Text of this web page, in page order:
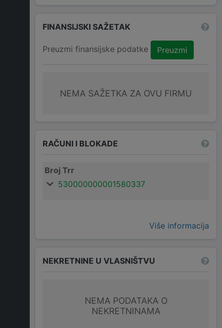
FINANSIJSKI SAŽETAK
Preuzmi finansijske podatke Preuzmi
NEMA SAŽETKA ZA OVU FIRMU
RAČUNI I BLOKADE
Broj Trr
530000000001580337
Više informacija
NEKRETNINE U VLASNIŠTVU
NEMA PODATAKA O
NEKRETNINAMA